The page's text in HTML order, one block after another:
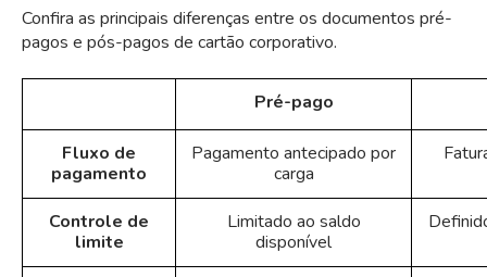
Confira as principais diferenças entre os documentos pré-
pagos e pós-pagos de cartão corporativo.
Pré-pago
Fluxo de
pagamento
Pagamento antecipado por
carga
Controle de
limite
Limitado ao saldo
disponível